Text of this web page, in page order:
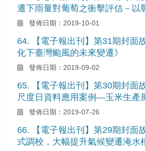
遷下雨量對葡萄之衝擊評估－以
發佈日期：2019-10-01
64. 【電子報出刊】第31期封面
化下臺灣颱風的未來變遷》
發佈日期：2019-09-02
65. 【電子報出刊】第30期封面
尺度日資料應用案例—玉米生產
發佈日期：2019-07-26
66. 【電子報出刊】第29期封面
式調校，大幅提升氣候變遷淹水